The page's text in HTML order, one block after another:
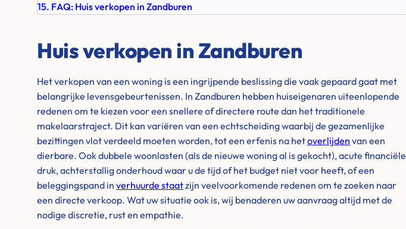
15. FAQ: Huis verkopen in Zandburen
Huis verkopen in Zandburen
Het verkopen van een woning is een ingrijpende beslissing die vaak gepaard gaat met
belangrijke levensgebeurtenissen. In Zandburen hebben huiseigenaren uiteenlopende
redenen om te kiezen voor een snellere of directere route dan het traditionele
makelaarstraject. Dit kan variëren van een echtscheiding waarbij de gezamenlijke
bezittingen vlot verdeeld moeten worden, tot een erfenis na hetoverlijden van een
dierbare. Ook dubbele woonlasten (als de nieuwe woning al is gekocht), acute financiële
druk, achterstallig onderhoud waar u de tijd of het budget niet voor heeft, of een
beleggingspand in verhuurde staatzijn veelvoorkomende redenen om te zoeken naar
een directe verkoop. Wat uw situatie ook is, wij benaderen uw aanvraag altijd met de
nodige discretie, rust en empathie.